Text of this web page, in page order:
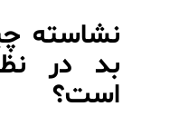
نشاسته
بد در
است؟